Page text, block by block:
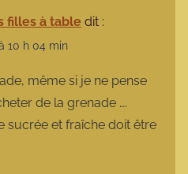
filles à table dit :
10 h 04 min
même si je ne pense
de la grenade ….
sucrée et fraîche doit être